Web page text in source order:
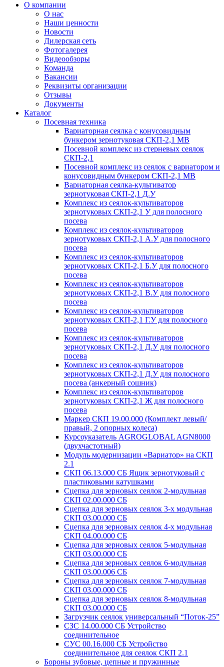
О компании
О нас
Наши ценности
Новости
Дилерская сеть
Фотогалерея
Видеообзоры
Команда
Вакансии
Реквизиты организации
Отзывы
Документы
Каталог
Посевная техника
Вариаторная сеялка с конусовидным
бункером зернотуковая СКП-2,1 МВ
Посевной комплекс из стерневых сеялок
СКП-2,1
Посевной комплекс из сеялок с вариатором и
конусовидным бункером СКП-2,1 МВ
Вариаторная сеялка-культиватор
зернотуковая СКП-2,1 Д.У
Комплекс из сеялок-культиваторов
зернотуковых СКП-2,1 У для полосного
посева
Комплекс из сеялок-культиваторов
зернотуковых СКП-2,1 А.У для полосного
посева
Комплекс из сеялок-культиваторов
зернотуковых СКП-2,1 Б.У для полосного
посева
Комплекс из сеялок-культиваторов
зернотуковых СКП-2,1 В.У для полосного
посева
Комплекс из сеялок-культиваторов
зернотуковых СКП-2,1 Г.У для полосного
посева
Комплекс из сеялок-культиваторов
зернотуковых СКП-2,1 Д.У для полосного
посева
Комплекс из сеялок-культиваторов
зернотуковых СКП-2,1 Д.У для полосного
посева (анкерный сошник)
Комплекс из сеялок-культиваторов
зернотуковых СКП-2,1 Ж для полосного
посева
Маркер СКП 19.00.000 (Комплект левый/
правый, 2 опорных колеса)
Курсоуказатель AGROGLOBAL AGN8000
(двухчастотный)
Модуль модернизации «Вариатор» на СКП
2.1
СКП 06.13.000 СБ Ящик зернотуковый с
пластиковыми катушками
Сцепка для зерновых сеялок 2-модульная
СКП 02.00.000 СБ
Сцепка для зерновых сеялок 3-х модульная
СКП 03.00.000 СБ
Сцепка для зерновых сеялок 4-х модульная
СКП 04.00.000 СБ
Сцепка для зерновых сеялок 5-модульная
СКП 03.00.000 СБ
Сцепка для зерновых сеялок 6-модульная
СКП 03.00.006 СБ
Сцепка для зерновых сеялок 7-модульная
СКП 03.00.000 СБ
Сцепка для зерновых сеялок 8-модульная
СКП 03.00.000 СБ
Загрузчик сеялок универсальный “Поток-25”
СЗС 14.00.000 СБ Устройство
соединительное
СУС 00.16.000 СБ Устройство
соединительное для сеялок СКП 2.1
Бороны зубовые, цепные и пружинные